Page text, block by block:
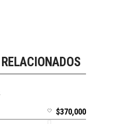
OPCIONES $370,000